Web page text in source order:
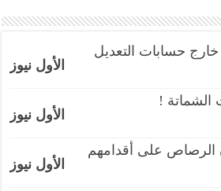
الأول نيوز
!
الأول نيوز
الرصاص على أقدامهم
الأول نيوز